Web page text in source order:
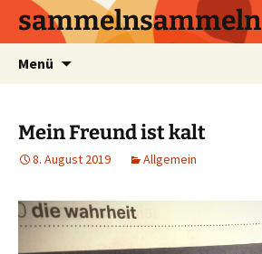
sammelnsammeln
Menü
Mein Freund ist kalt
8. August 2019 Allgemein